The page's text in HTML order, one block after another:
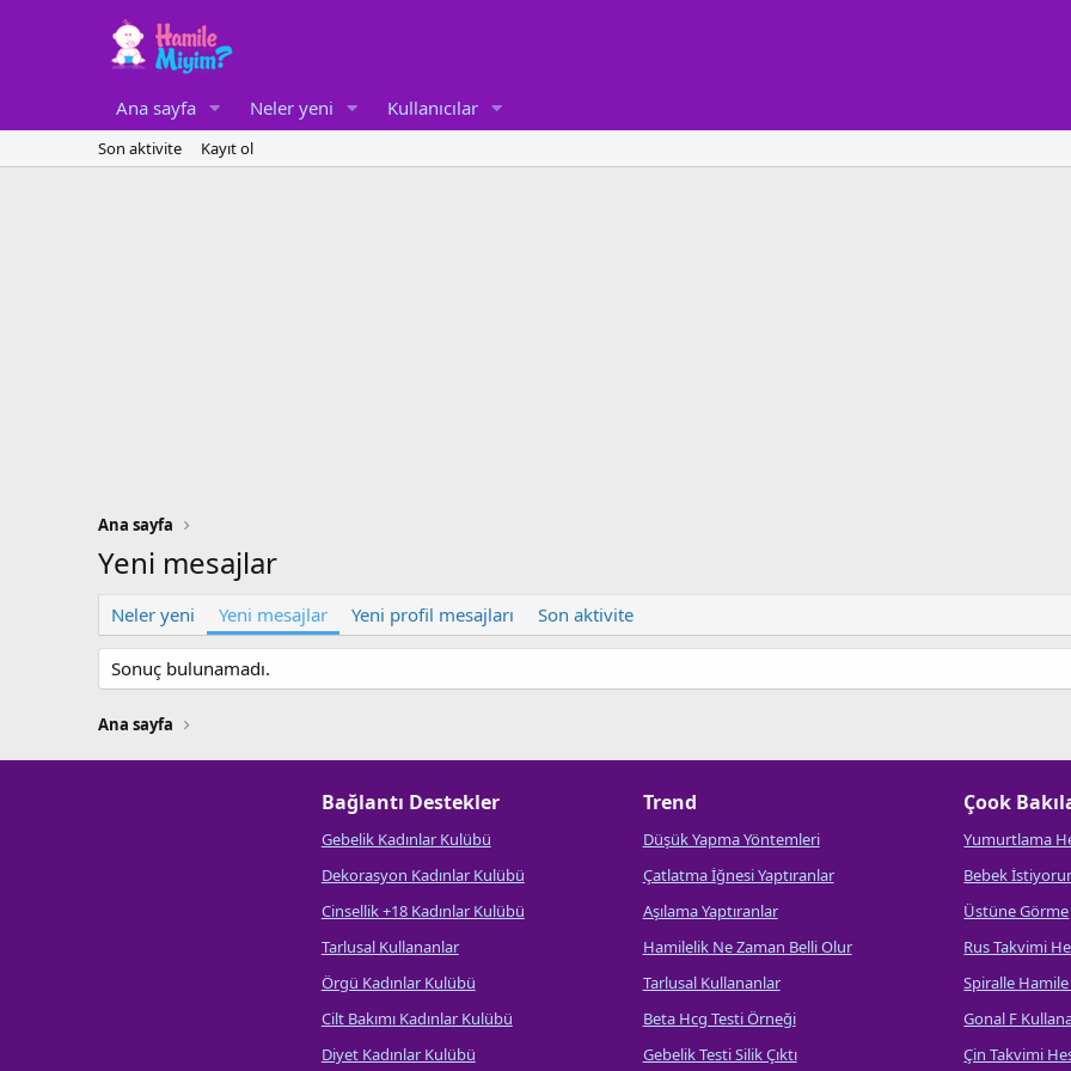
Ana sayfa Neler yeni Kullanıcılar
Son aktivite Kayıt ol
Ana sayfa
Yeni mesajlar
Neler yeni Yeni mesajlar Yeni profil mesajları Son aktivite
Sonuç bulunamadı.
Ana sayfa
Bağlantı Destekler
Gebelik Kadınlar Kulübü
Dekorasyon Kadınlar Kulübü
Cinsellik +18 Kadınlar Kulübü
Tarlusal Kullananlar
Örgü Kadınlar Kulübü
Cilt Bakımı Kadınlar Kulübü
Diyet Kadınlar Kulübü
Trend
Düşük Yapma Yöntemleri
Çatlatma İğnesi Yaptıranlar
Aşılama Yaptıranlar
Hamilelik Ne Zaman Belli Olur
Tarlusal Kullananlar
Beta Hcg Testi Örneği
Gebelik Testi Silik Çıktı
Çook
Yumurtlama
Bebek
Üstüne Görme
Rus Takvimi
Spiralle
Gonal F
Çin Takvimi